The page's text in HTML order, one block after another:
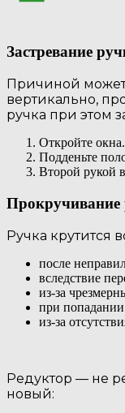
Застревание
Причиной может
вертикально,
ручка при этом
Откройте окна.
Подденьте
Второй рукой
Прокручивание
Ручка крутится
после
вследствие
из-за
при
из-за
Редуктор — не
новый: